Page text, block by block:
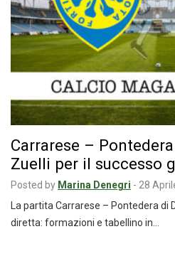
Carrarese –
Zuelli per il successo
Posted by Marina Denegri - 28
La partita Carrarese – Pontedera di
diretta: formazioni e tabellino in…